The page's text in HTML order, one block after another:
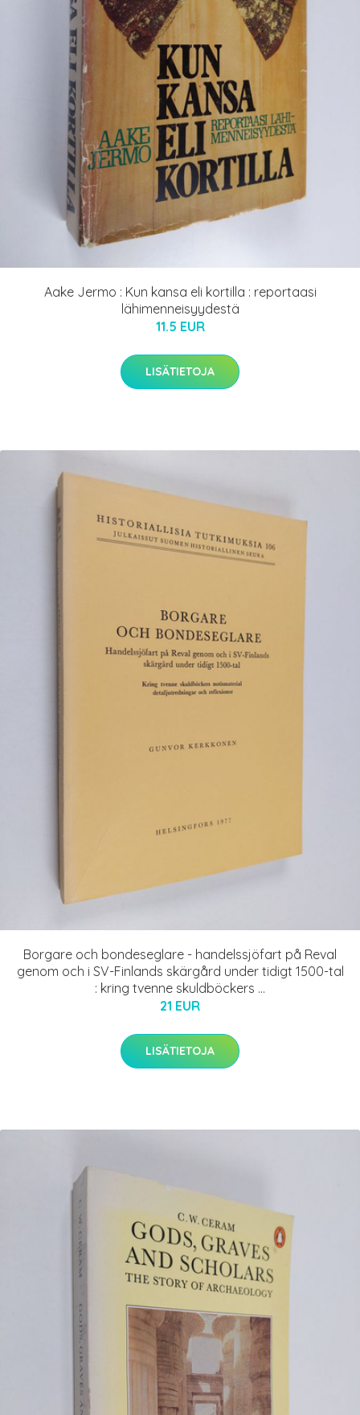
Aake Jermo : Kun kansa eli kortilla : reportaasi
lähimenneisyydestä
11.5 EUR
LISÄTIETOJA
Borgare och bondeseglare - handelssjöfart på Reval
genom och i SV-Finlands skärgård under tidigt 1500-tal
: kring tvenne skuldböckers ...
21 EUR
LISÄTIETOJA